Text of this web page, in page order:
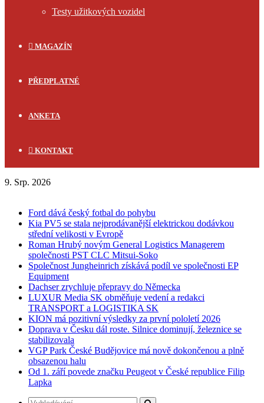
Testy užitkových vozidel
MAGAZÍN
PŘEDPLATNÉ
ANKETA
KONTAKT
9. Srp. 2026
Ford dává český fotbal do pohybu
Kia PV5 se stala nejprodávanější elektrickou dodávkou
střední velikosti v Evropě
Roman Hrubý novým General Logistics Managerem
společnosti PST CLC Mitsui-Soko
Společnost Jungheinrich získává podíl ve společnosti EP
Equipment
Dachser zrychluje přepravy do Německa
LUXUR Media SK obměňuje vedení a redakci
TRANSPORT a LOGISTIKA SK
KION má pozitivní výsledky za první pololetí 2026
Doprava v Česku dál roste. Silnice dominují, železnice se
stabilizovala
VGP Park České Budějovice má nově dokončenou a plně
obsazenou halu
Od 1. září povede značku Peugeot v České republice Filip
Lapka